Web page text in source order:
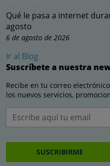
Qué le pasa a internet
agosto
6 de agosto de 2026
Ir al Blog
Suscríbete a nuestra
Recibe en tu correo
los nuevos servicios,
SUSCRIBIRME